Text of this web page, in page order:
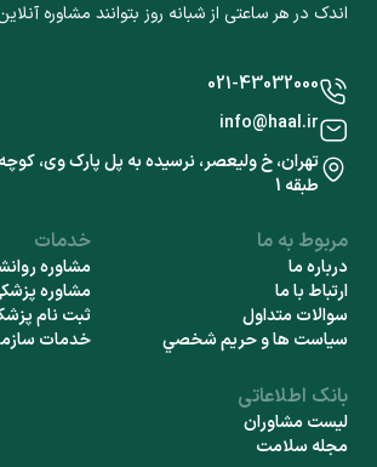
اندک در هر ساعتی از شبانه روز بتوانند مشاوره
مربوط به ما
درباره ما
ارتباط با ما
سوالات متداول
سياست ها و حريم شخصي
خدمات
مشاوره
مشاوره
ثبت نام
خدمات
بانک اطلاعاتی
لیست مشاوران
مجله سلامت
021-43032000
info@haal.ir
طبقه 1